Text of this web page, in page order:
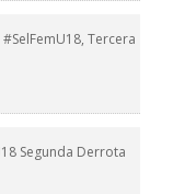
#SelFemU18, Tercera
Segunda Derrota